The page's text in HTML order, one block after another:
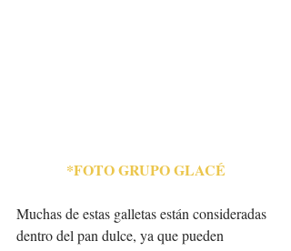
*FOTO GRUPO GLACÉ
Muchas de estas galletas están consideradas
dentro del pan dulce, ya que pueden